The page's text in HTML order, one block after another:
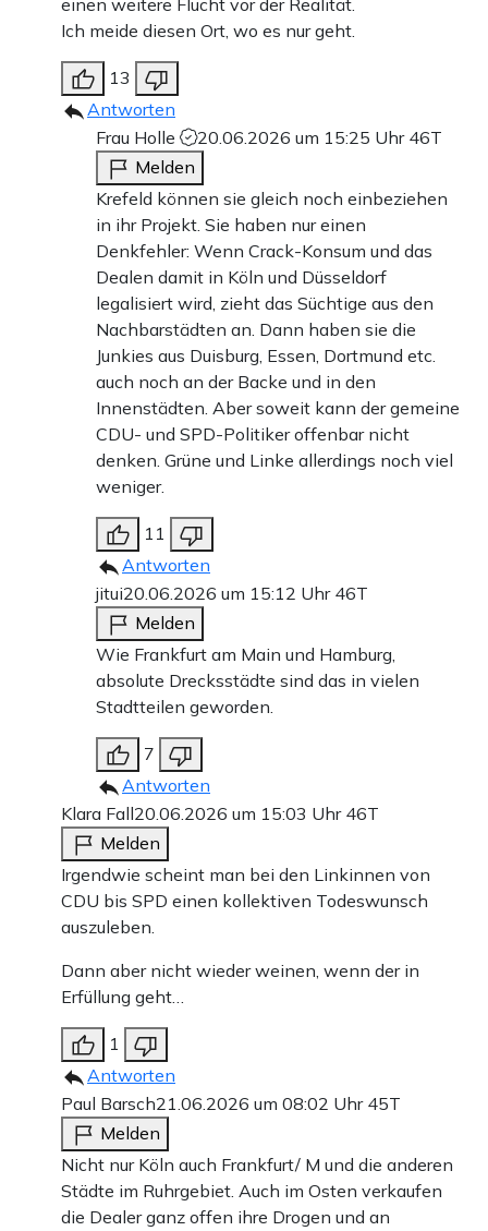
einen weitere Flucht vor der Realität.
Ich meide diesen Ort, wo es nur geht.
13
Antworten
Frau Holle
20.06.2026 um 15:25 Uhr 46T
Melden
Krefeld können sie gleich noch einbeziehen
in ihr Projekt. Sie haben nur einen
Denkfehler: Wenn Crack-Konsum und das
Dealen damit in Köln und Düsseldorf
legalisiert wird, zieht das Süchtige aus den
Nachbarstädten an. Dann haben sie die
Junkies aus Duisburg, Essen, Dortmund etc.
auch noch an der Backe und in den
Innenstädten. Aber soweit kann der gemeine
CDU- und SPD-Politiker offenbar nicht
denken. Grüne und Linke allerdings noch viel
weniger.
11
Antworten
jitui20.06.2026 um 15:12 Uhr 46T
Melden
Wie Frankfurt am Main und Hamburg,
absolute Drecksstädte sind das in vielen
Stadtteilen geworden.
7
Antworten
Klara Fall20.06.2026 um 15:03 Uhr 46T
Melden
Irgendwie scheint man bei den Linkinnen von
CDU bis SPD einen kollektiven Todeswunsch
auszuleben.
Dann aber nicht wieder weinen, wenn der in
Erfüllung geht…
1
Antworten
Paul Barsch21.06.2026 um 08:02 Uhr 45T
Melden
Nicht nur Köln auch Frankfurt/ M und die anderen
Städte im Ruhrgebiet. Auch im Osten verkaufen
die Dealer ganz offen ihre Drogen und an